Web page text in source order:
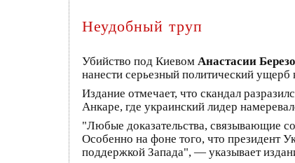
Неудобный труп
Убийство под Киевом Анастасии
нанести серьезный политический
Издание отмечает, что скандал
Анкаре, где украинский лидер
"Любые доказательства, связывающие
Особенно на фоне того, что президент
поддержкой Запада", — указывает